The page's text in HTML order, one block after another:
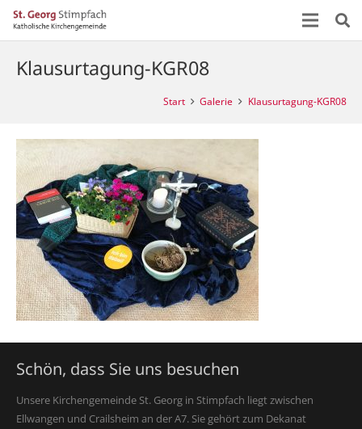
Klausurtagung-KGR08
Start Galerie Klausurtagung-KGR08
Schön, dass Sie uns besuchen
Unsere Kirchengemeinde St. Georg in Stimpfach liegt zwischen
Ellwangen und Crailsheim an der A7. Sie gehört zum Dekanat